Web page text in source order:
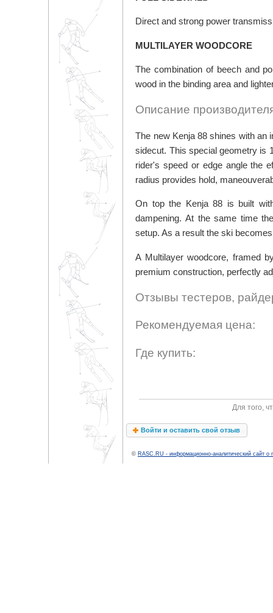
Direct and strong power
MULTILAYER WOODCORE
The combination of beech and
wood in the binding area and
Описание
The new Kenja 88 shines with an
sidecut. This special geometry is
rider's speed or edge angle the
radius provides hold,
On top the Kenja 88 is built
dampening. At the same time
setup. As a result the ski
A Multilayer woodcore, framed
premium construction, perfectly
Отзывы тестеров,
Рекомендуемая цена:
Где купить:
Для того,
Войти и оставить свой отзыв
© RASC.RU - информационно-аналитический сайт о